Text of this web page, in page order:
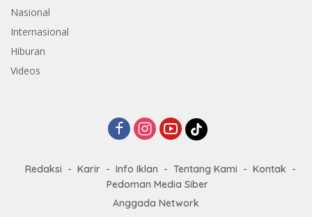
Nasional
Internasional
Hiburan
Videos
Redaksi Karir Info Iklan Tentang Kami
Kontak
Pedoman Media Siber
Anggada Network